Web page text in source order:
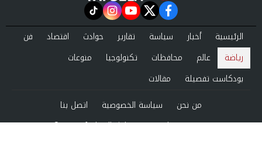
facebook
twitter
youtube
instagram
tiktok
الرئيسية أخبار سياسة تقارير حوادث اقتصاد
فن
رياضة
عالم محافظات تكنولوجيا
منوعات
بودكاست تفصيلة
مقالات
من نحن
سياسة الخصوصية اتصل بنا
©2024 tafsela All Rights Reserved.